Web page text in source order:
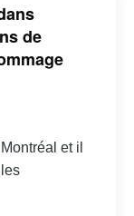
de
et il